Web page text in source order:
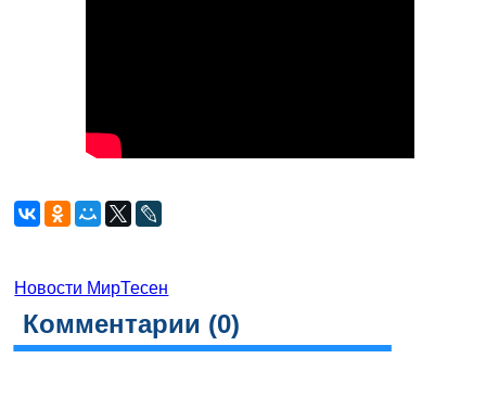
Новости МирТесен
Комментарии (0)